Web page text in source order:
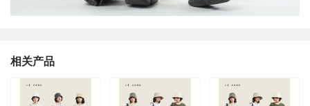
相关产品